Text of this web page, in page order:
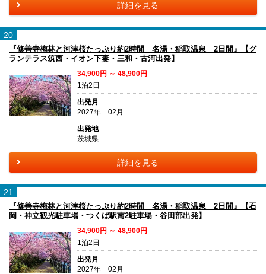
詳細を見る
20
『修善寺梅林と河津桜たっぷり約2時間 名湯・稲取温泉 2日間』【グ
ランテラス筑西・イオン下妻・三和・古河出発】
34,900円 ～ 48,900円
1泊2日
出発月
2027年 02月
出発地
茨城県
詳細を見る
21
『修善寺梅林と河津桜たっぷり約2時間 名湯・稲取温泉 2日間』【石
岡・神立観光駐車場・つくば駅南2駐車場・谷田部出発】
34,900円 ～ 48,900円
1泊2日
出発月
2027年 02月